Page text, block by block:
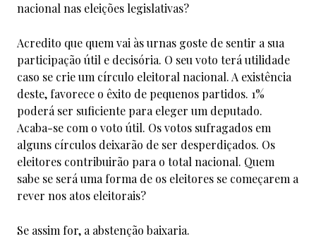
nacional nas eleições legislativas?
Acredito que quem vai às urnas goste de sentir a sua
participação útil e decisória. O seu voto terá utilidade
caso se crie um círculo eleitoral nacional. A existência
deste, favorece o êxito de pequenos partidos. 1%
poderá ser suficiente para eleger um deputado.
Acaba-se com o voto útil. Os votos sufragados em
alguns círculos deixarão de ser desperdiçados. Os
eleitores contribuirão para o total nacional. Quem
sabe se será uma forma de os eleitores se começarem a
rever nos atos eleitorais?
Se assim for, a abstenção baixaria.